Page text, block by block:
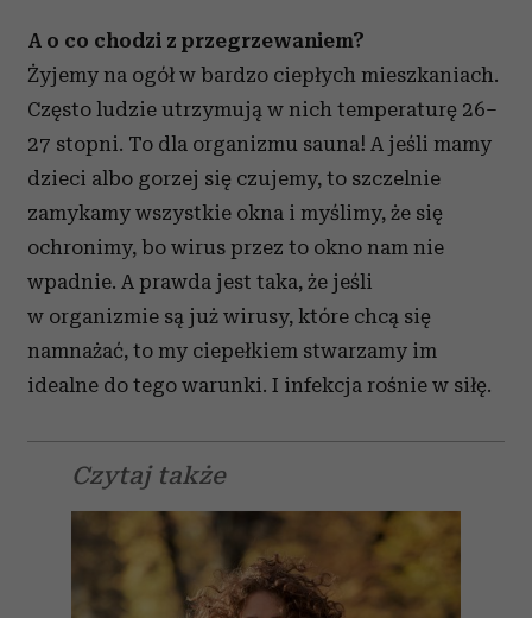
A o co chodzi z przegrzewaniem?
Żyjemy na ogół w bardzo ciepłych mieszkaniach.
Często ludzie utrzymują w nich temperaturę 26–
27 stopni. To dla organizmu sauna! A jeśli mamy
dzieci albo gorzej się czujemy, to szczelnie
zamykamy wszystkie okna i myślimy, że się
ochronimy, bo wirus przez to okno nam nie
wpadnie. A prawda jest taka, że jeśli
w organizmie są już wirusy, które chcą się
namnażać, to my ciepełkiem stwarzamy im
idealne do tego warunki. I infekcja rośnie w siłę.
Czytaj także